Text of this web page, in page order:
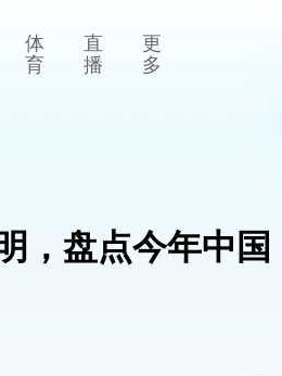
体
育
直
播
更
多
，盘点今年中国